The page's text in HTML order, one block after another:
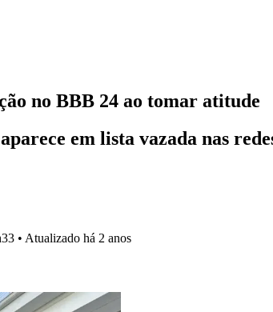
no BBB 24 ao tomar atitude
em lista vazada nas
• Atualizado há 2 anos